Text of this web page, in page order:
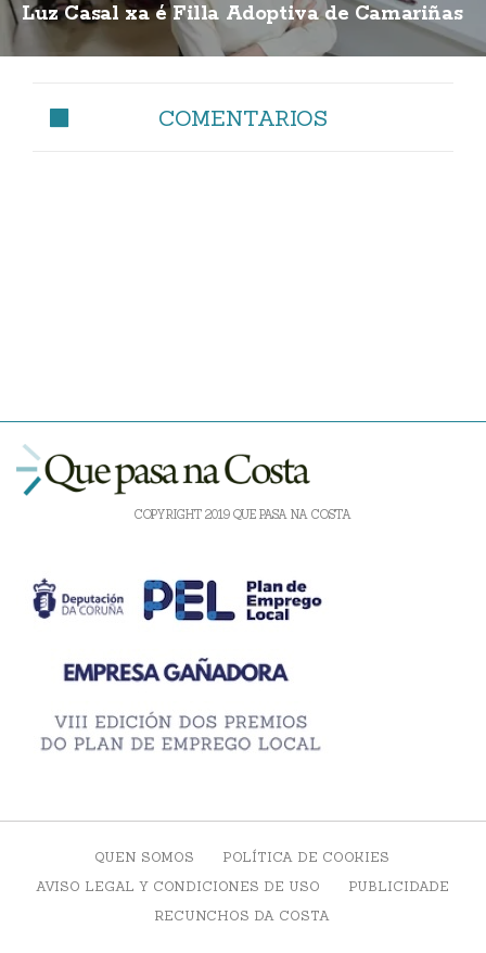
Luz Casal xa é Filla Adoptiva de Camariñas
COMENTARIOS
COPYRIGHT 2019 QUE PASA NA COSTA
QUEN SOMOS
POLÍTICA DE COOKIES
AVISO LEGAL Y CONDICIONES DE USO
PUBLICIDADE
RECUNCHOS DA COSTA